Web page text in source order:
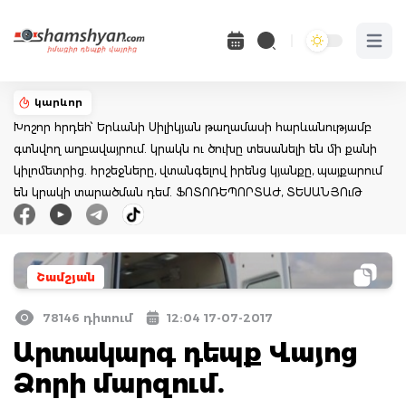
Open
կարևոր
Խոշոր հրդեհ՝ Երևանի Սիլիկյան թաղամասի հարևանությամբ
գտնվող աղբավայրում. կրակն ու ծուխը տեսանելի են մի քանի
կիլոմետրից. հրշեջները, վտանգելով իրենց կյանքը, պայքարում
են կրակի տարածման դեմ. ՖՈՏՈՌԵՊՈՐՏԱԺ, ՏԵՍԱՆՅՈւԹ
Շամշյան
78146 դիտում 12:04 17-07-2017
Արտակարգ դեպք Վայոց
Ձորի մարզում.